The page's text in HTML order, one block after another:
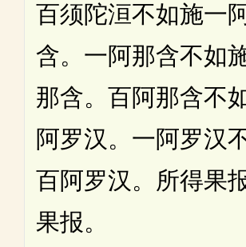
百须陀洹不如施一
含。一阿那含不如
那含。百阿那含不
阿罗汉。一阿罗汉
百阿罗汉。所得果
果报。